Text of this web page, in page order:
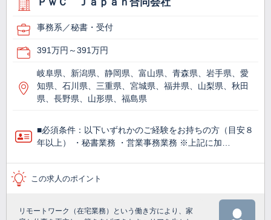
ＰｗＣ Ｊａｐａｎ合同会社
事務系／秘書・受付
391万円～391万円
岐阜県、新潟県、静岡県、富山県、青森県、岩手県、愛
知県、石川県、三重県、宮城県、福井県、山梨県、秋田
県、長野県、山形県、福島県
■必須条件：以下いずれかのご経験をお持ちの方（目安８
年以上） ・秘書業務 ・営業事務業務 ※上記に加…
この求人のポイント
リモートワーク（在宅業務）という働き方により、家